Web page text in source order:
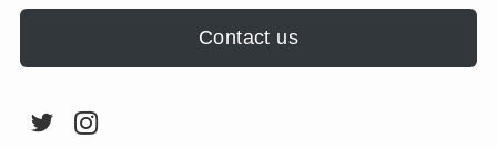
Contact us